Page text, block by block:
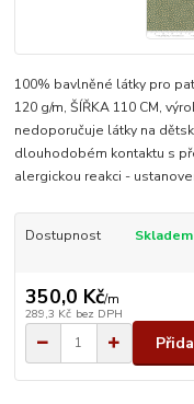
100% bavlněné látky pro
120 g/m, ŠÍŘKA 110 CM,
nedoporučuje látky na
dlouhodobém kontaktu s
alergickou reakci -
Dostupnost
350,0 Kč/m
289,3 Kč bez DPH